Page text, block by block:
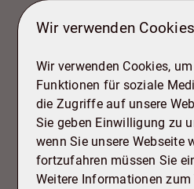
Alle ansehen
38259 Salzgitter
Haus zu kaufen
Wir verwenden
Wir verwenden Cookies,
Funktionen für soziale
die Zugriffe auf unsere
Sie geben Einwilligung zu
wenn Sie unsere Webseite
fortzufahren müssen Sie
Weitere Informationen